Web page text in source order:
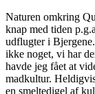
Naturen omkring
knap med tiden
udflugter i
ikke noget, vi har
havde jeg fået at
madkultur.
en smeltedigel af